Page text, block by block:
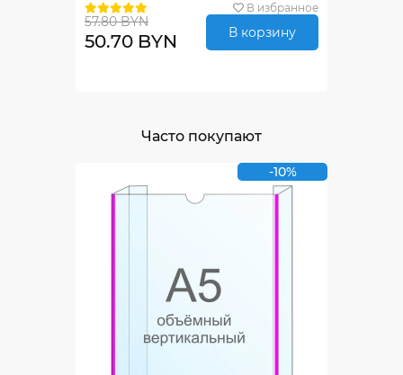
В избранное
57.80 BYN
50.70 BYN В корзину
Часто покупают
-10%